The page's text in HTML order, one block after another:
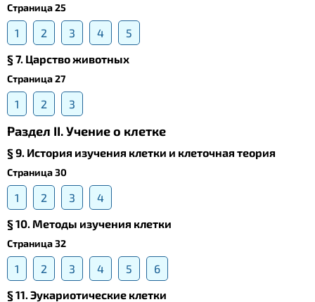
Страница 25
1 2 3 4
5
§ 7. Царство животных
Страница 27
1 2 3
Раздел II. Учение о клетке
§ 9. История изучения клетки и клеточная теория
Страница 30
1 2 3
4
§ 10. Методы изучения клетки
Страница 32
1 2 3 4 5
6
§ 11. Эукариотические клетки